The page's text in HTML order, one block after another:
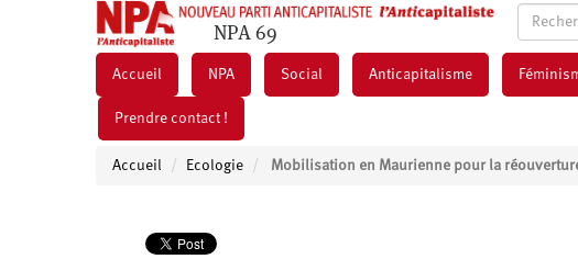
NPA 69
Accueil NPA Social Anticapitalisme
Prendre contact !
Accueil Ecologie Mobilisation en Maurienne pour la